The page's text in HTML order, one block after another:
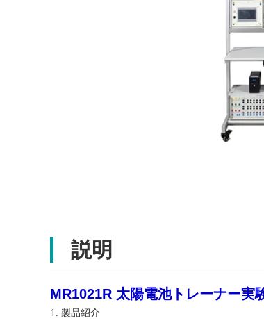
説明
MR1021R 太陽電池トレーナー実
1. 製品紹介